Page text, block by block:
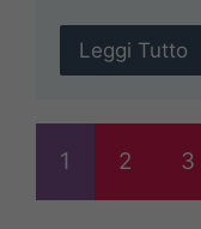
Leggi Tutto
1 2 3